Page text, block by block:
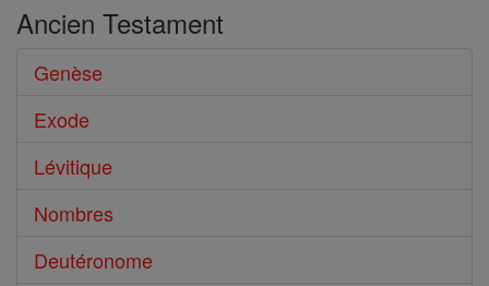
Ancien Testament
Genèse
Exode
Lévitique
Nombres
Deutéronome